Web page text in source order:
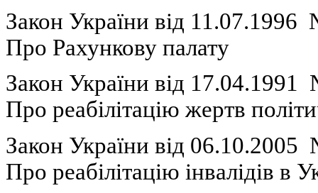
Закон України вiд
Про Рахункову палату
Закон України вiд
Про реабілітацію жертв
Закон України вiд 06.10.2005
Про реабілітацію інвалідів в